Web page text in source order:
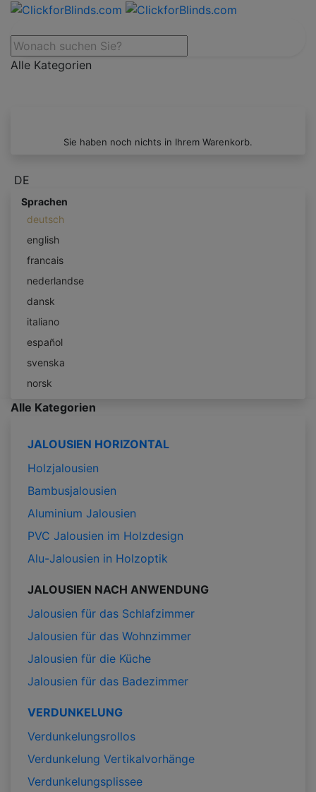
Alle Kategorien
Sie haben noch nichts in Ihrem Warenkorb.
DE
Sprachen
deutsch
english
francais
nederlandse
dansk
italiano
español
svenska
norsk
Alle Kategorien
JALOUSIEN HORIZONTAL
Holzjalousien
Bambusjalousien
Aluminium Jalousien
PVC Jalousien im Holzdesign
Alu-Jalousien in Holzoptik
JALOUSIEN NACH ANWENDUNG
Jalousien für das Schlafzimmer
Jalousien für das Wohnzimmer
Jalousien für die Küche
Jalousien für das Badezimmer
VERDUNKELUNG
Verdunkelungsrollos
Verdunkelung Vertikalvorhänge
Verdunkelungsplissee